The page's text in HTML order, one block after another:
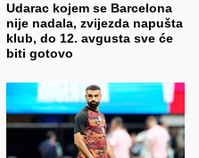
Udarac kojem se Barcelona
nije nadala, zvijezda napušta
klub, do 12. avgusta sve će
biti gotovo